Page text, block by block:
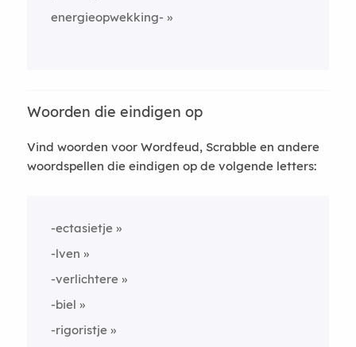
energieopwekking-
Woorden die eindigen op
Vind woorden voor Wordfeud, Scrabble en andere
woordspellen die eindigen op de volgende letters:
-ectasietje
-lven
-verlichtere
-biel
-rigoristje